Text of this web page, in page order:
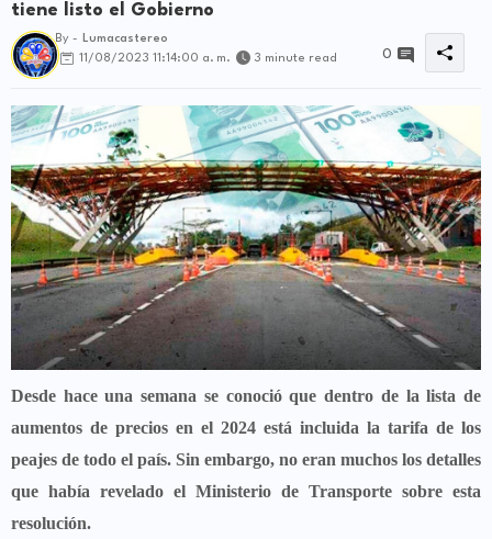
tiene listo el Gobierno
By -
Lumacastereo
11/08/2023 11:14:00 a. m.
3 minute read 0
Desde hace una semana se conoció que dentro de la lista de
aumentos de precios en el 2024 está incluida la tarifa de los
peajes de todo el país. Sin embargo, no eran muchos los detalles
que había revelado el Ministerio de Transporte sobre esta
resolución.